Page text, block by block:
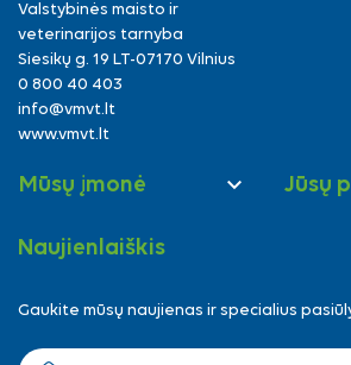
Valstybinės maisto ir
veterinarijos tarnyba
Siesikų g. 19 LT-07170 Vilnius
0 800 40 403
info@vmvt.lt
www.vmvt.lt
Mūsų įmonė  Jūsų
Naujienlaiškis
Gaukite mūsų naujienas ir specialius